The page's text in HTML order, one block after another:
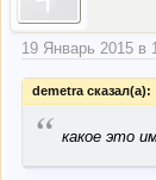
19 Январь 2015 в
demetra сказал(а):
“ какое это